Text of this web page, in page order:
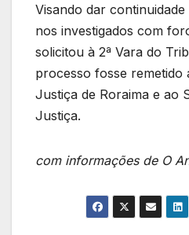
Visando dar
nos investigados com
solicitou à 2ª Vara do
processo fosse remetido
Justiça de Roraima e ao
Justiça.
com informações de O